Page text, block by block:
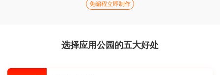
免编程立即制作
选择应用公园的五大好处